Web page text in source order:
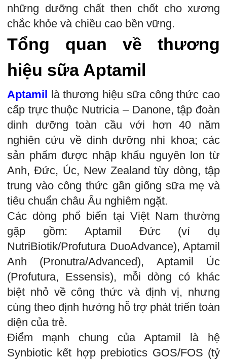
những dưỡng chất then chốt cho xương
chắc khỏe và chiều cao bền vững.
Tổng quan về thương
hiệu sữa Aptamil
Aptamil là thương hiệu sữa công thức cao
cấp trực thuộc Nutricia – Danone, tập đoàn
dinh dưỡng toàn cầu với hơn 40 năm
nghiên cứu về dinh dưỡng nhi khoa; các
sản phẩm được nhập khẩu nguyên lon từ
Anh, Đức, Úc, New Zealand tùy dòng, tập
trung vào công thức gần giống sữa mẹ và
tiêu chuẩn châu Âu nghiêm ngặt.
Các dòng phổ biến tại Việt Nam thường
gặp gồm: Aptamil Đức (ví dụ
NutriBiotik/Profutura DuoAdvance), Aptamil
Anh (Pronutra/Advanced), Aptamil Úc
(Profutura, Essensis), mỗi dòng có khác
biệt nhỏ về công thức và định vị, nhưng
cùng theo định hướng hỗ trợ phát triển toàn
diện của trẻ.
Điểm mạnh chung của Aptamil là hệ
Synbiotic kết hợp prebiotics GOS/FOS (tỷ